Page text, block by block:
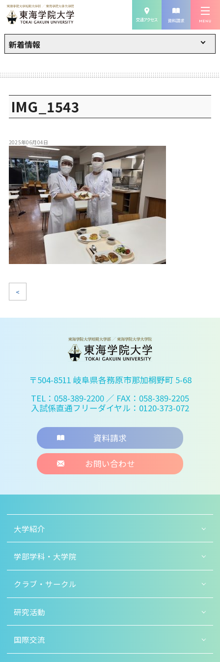
新着情報
IMG_1543
2025年06月04日
<
〒504-8511 岐阜県各務原市那加桐野町 5-68
TEL：058-389-2200 ／ FAX：058-389-2205
入試係直通フリーダイヤル：0120-373-072
資料請求
お問い合わせ
大学紹介
学部学科・大学院
クラブ・サークル
研究活動
国際交流